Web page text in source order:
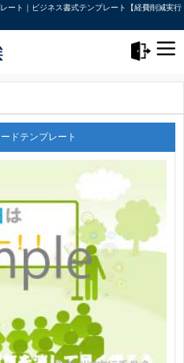
ート｜ビジネス書式テンプレート【経費削減実行
ドテンプレート